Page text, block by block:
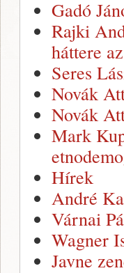
Gadó
Rajki
háttere
Seres
Novák
Novák
Mark
Hírek
André
Várnai
Wagner
Javne